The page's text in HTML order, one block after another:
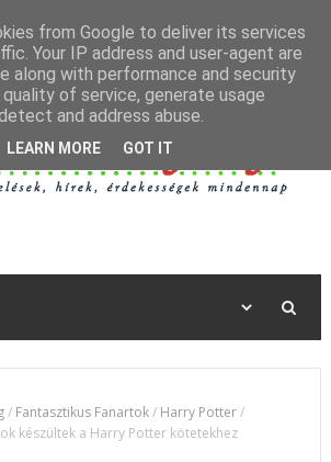
/ Fantasztikus Fanartok/ Harry Potter/
készültek a Harry Potter kötetekhez
from Google to deliver its services
Your IP address and user-agent are
along with performance and security
of service, generate usage
and address abuse.
LEARN MORE GOT IT